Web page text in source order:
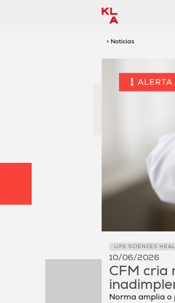
< Notícias
LIFE SCIENCES
10/06/2026
CFM cria
Norma amplia o